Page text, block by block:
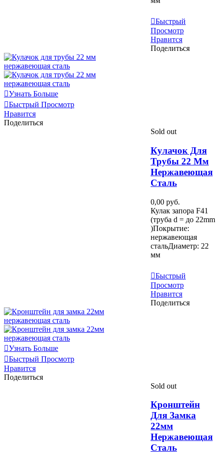
Быстрый
Просмотр
Нравится
Поделиться
Узнать Больше
Быстрый Просмотр
Нравится
Поделиться
Sold out
Кулачок Для
Трубы 22 Мм
Нержавеющая
Сталь
0,00 руб.
Кулак запора F41
(труба d = до 22mm
)Покрытие:
нержавеющая
стальДиаметр: 22
мм
Быстрый
Просмотр
Нравится
Поделиться
Узнать Больше
Быстрый Просмотр
Нравится
Поделиться
Sold out
Кронштейн
Для Замка
22мм
Нержавеющая
Сталь